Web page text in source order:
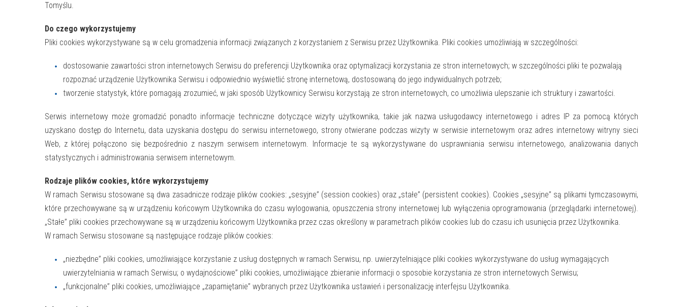
Tomyślu.
Do czego wykorzystujemy
Pliki cookies wykorzystywane są w celu gromadzenia informacji związanych z korzystaniem z Serwisu przez Użytkownika. Pliki cookies umożliwiają w szczególności:
dostosowanie zawartości stron internetowych Serwisu do preferencji Użytkownika oraz optymalizacji korzystania ze stron internetowych; w szczególności pliki te pozwalają
rozpoznać urządzenie Użytkownika Serwisu i odpowiednio wyświetlić stronę internetową, dostosowaną do jego indywidualnych potrzeb;
tworzenie statystyk, które pomagają zrozumieć, w jaki sposób Użytkownicy Serwisu korzystają ze stron internetowych, co umożliwia ulepszanie ich struktury i zawartości.
Serwis internetowy może gromadzić ponadto informacje techniczne dotyczące wizyty użytkownika, takie jak nazwa usługodawcy internetowego i adres IP za pomocą których
uzyskano dostęp do Internetu, data uzyskania dostępu do serwisu internetowego, strony otwierane podczas wizyty w serwisie internetowym oraz adres internetowy witryny sieci
Web, z której połączono się bezpośrednio z naszym serwisem internetowym. Informacje te są wykorzystywane do usprawniania serwisu internetowego, analizowania danych
statystycznych i administrowania serwisem internetowym.
Rodzaje plików cookies, które wykorzystujemy
W ramach Serwisu stosowane są dwa zasadnicze rodzaje plików cookies: „sesyjne” (session cookies) oraz „stałe” (persistent cookies). Cookies „sesyjne” są plikami tymczasowymi,
które przechowywane są w urządzeniu końcowym Użytkownika do czasu wylogowania, opuszczenia strony internetowej lub wyłączenia oprogramowania (przeglądarki internetowej).
„Stałe” pliki cookies przechowywane są w urządzeniu końcowym Użytkownika przez czas określony w parametrach plików cookies lub do czasu ich usunięcia przez Użytkownika.
W ramach Serwisu stosowane są następujące rodzaje plików cookies:
„niezbędne” pliki cookies, umożliwiające korzystanie z usług dostępnych w ramach Serwisu, np. uwierzytelniające pliki cookies wykorzystywane do usług wymagających
uwierzytelniania w ramach Serwisu; o wydajnościowe” pliki cookies, umożliwiające zbieranie informacji o sposobie korzystania ze stron internetowych Serwisu;
„funkcjonalne” pliki cookies, umożliwiające „zapamiętanie” wybranych przez Użytkownika ustawień i personalizację interfejsu Użytkownika.